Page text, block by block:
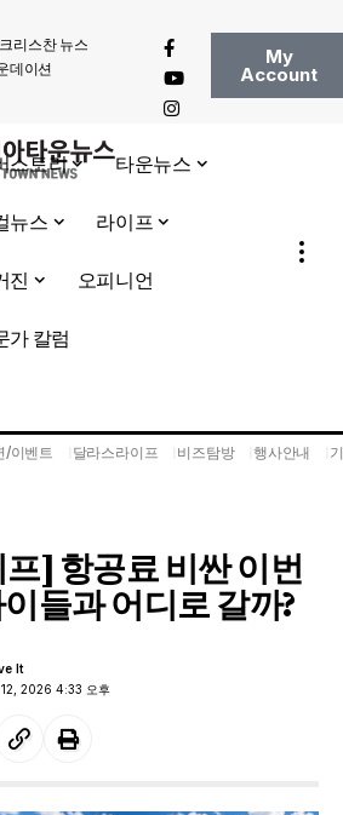
리스찬 뉴스
데이션
My
Account
스토리 타운뉴스
뉴스 라이프
진 오피니언
가 칼럼
/이벤트 달라스라이프 비즈탐방 행사안내
] 항공료 비싼 이번
들과 어디로 갈까?
2026 4:33 오후